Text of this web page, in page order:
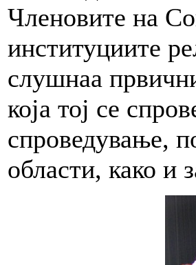
Членовите на
институциите
слушнаа
која тој се
спроведување,
области, како и